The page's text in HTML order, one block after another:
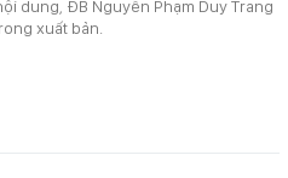
dung, ĐB Nguyễn Phạm Duy Trang
xuất bản.